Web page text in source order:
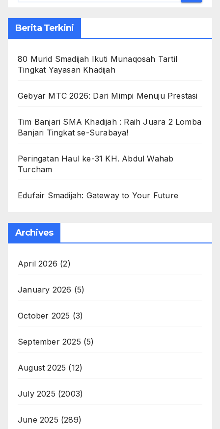
Berita Terkini
80 Murid Smadijah Ikuti Munaqosah Tartil
Tingkat Yayasan Khadijah
Gebyar MTC 2026: Dari Mimpi Menuju Prestasi
Tim Banjari SMA Khadijah : Raih Juara 2 Lomba
Banjari Tingkat se-Surabaya!
Peringatan Haul ke-31 KH. Abdul Wahab
Turcham
Edufair Smadijah: Gateway to Your Future
Archives
April 2026 (2)
January 2026 (5)
October 2025 (3)
September 2025 (5)
August 2025 (12)
July 2025 (2003)
June 2025 (289)